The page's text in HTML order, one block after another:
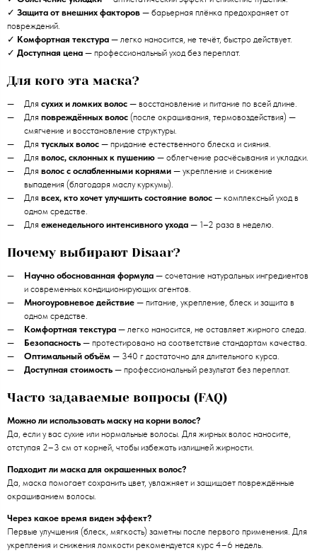
✓ Защита от внешних факторов — барьерная плёнка предохраняет от
повреждений.
✓ Комфортная текстура — легко наносится, не течёт, быстро действует.
✓ Доступная цена — профессиональный уход без переплат.
Для кого эта маска?
Для сухих и ломких волос — восстановление и питание по всей длине.
Для повреждённых волос (после окрашивания, термовоздействия) —
смягчение и восстановление структуры.
Для тусклых волос — придание естественного блеска и сияния.
Для волос, склонных к пушению — облегчение расчёсывания и укладки.
Для волос с ослабленными корнями — укрепление и снижение
выпадения (благодаря маслу куркумы).
Для всех, кто хочет улучшить состояние волос — комплексный уход в
одном средстве.
Для еженедельного интенсивного ухода — 1–2 раза в неделю.
Почему выбирают Disaar?
Научно обоснованная формула — сочетание натуральных ингредиентов
и современных кондиционирующих агентов.
Многоуровневое действие — питание, укрепление, блеск и защита в
одном средстве.
Комфортная текстура — легко наносится, не оставляет жирного следа.
Безопасность — протестировано на соответствие стандартам качества.
Оптимальный объём — 340 г достаточно для длительного курса.
Доступная стоимость — профессиональный результат без переплат.
Часто задаваемые вопросы (FAQ)
Можно ли использовать маску на корни волос?
Да, если у вас сухие или нормальные волосы. Для жирных волос наносите,
отступая 2–3 см от корней, чтобы избежать излишней жирности.
Подходит ли маска для окрашенных волос?
Да, маска помогает сохранить цвет, увлажняет и защищает повреждённые
окрашиванием волосы.
Через какое время виден эффект?
Первые улучшения (блеск, мягкость) заметны после первого применения. Для
укрепления и снижения ломкости рекомендуется курс 4–6 недель.